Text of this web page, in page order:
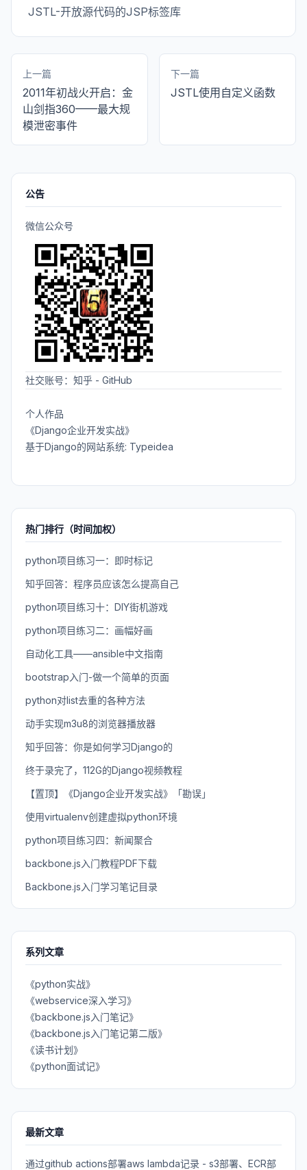
JSTL-开放源代码的JSP标签库
上一篇
2011年初战火开启：金
山剑指360——最大规
模泄密事件
下一篇
JSTL使用自定义函数
公告
微信公众号
社交账号： 知乎 - GitHub
个人作品
《Django企业开发实战》
基于Django的网站系统: Typeidea
热门排行（时间加权）
python项目练习一：即时标记
知乎回答：程序员应该怎么提高自己
python项目练习十：DIY街机游戏
python项目练习二：画幅好画
自动化工具——ansible中文指南
bootstrap入门-做一个简单的页面
python对list去重的各种方法
动手实现m3u8的浏览器播放器
知乎回答：你是如何学习Django的
终于录完了，112G的Django视频教程
【置顶】《Django企业开发实战》「勘误」
使用virtualenv创建虚拟python环境
python项目练习四：新闻聚合
backbone.js入门教程PDF下载
Backbone.js入门学习笔记目录
系列文章
《python实战》
《webservice深入学习》
《backbone.js入门笔记》
《backbone.js入门笔记第二版》
《读书计划》
《python面试记》
最新文章
通过github actions部署aws lambda记录 - s3部署、ECR部